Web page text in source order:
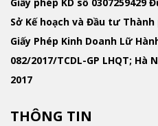
Sở Kế hoạch và Đầu tư Thành
Giấy Phép Kinh Doanh Lữ
082/2017/TCDL-GP LHQT; Hà
2017
THÔNG TIN